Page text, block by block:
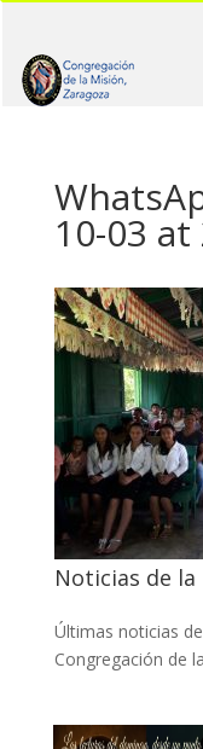
10-03 at
Noticias de la
Últimas noticias
Congregación de